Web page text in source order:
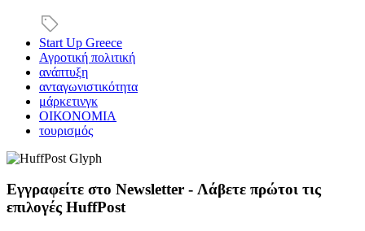
Start Up Greece
Αγροτική πολιτική
ανάπτυξη
ανταγωνιστικότητα
μάρκετινγκ
ΟΙΚΟΝΟΜΙΑ
τουρισμός
Εγγραφείτε στο Newsletter - Λάβετε πρώτοι τις
επιλογές HuffPost